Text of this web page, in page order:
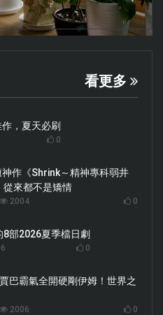
看更多
，夏天必刷
0
作《Shrink～精神專科弱井
從來都不是矯情
2004 0
部2026夏季檔日劇
0
巴霸氣全開硬剛伊姆！世界之
2006 0